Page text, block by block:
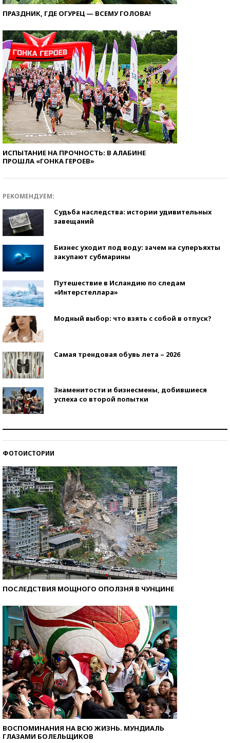
ПРАЗДНИК, ГДЕ ОГУРЕЦ — ВСЕМУ ГОЛОВА!
ИСПЫТАНИЕ НА ПРОЧНОСТЬ: В АЛАБИНЕ
ПРОШЛА «ГОНКА ГЕРОЕВ»
РЕКОМЕНДУЕМ:
Судьба наследства: истории удивительных
завещаний
Бизнес уходит под воду: зачем на суперъяхты
закупают субмарины
Путешествие в Исландию по следам
«Интерстеллара»
Модный выбор: что взять с собой в отпуск?
Самая трендовая обувь лета – 2026
Знаменитости и бизнесмены, добившиеся
успеха со второй попытки
ФОТОИСТОРИИ
ПОСЛЕДСТВИЯ МОЩНОГО ОПОЛЗНЯ В ЧУНЦИНЕ
ВОСПОМИНАНИЯ НА ВСЮ ЖИЗНЬ. МУНДИАЛЬ
ГЛАЗАМИ БОЛЕЛЬЩИКОВ